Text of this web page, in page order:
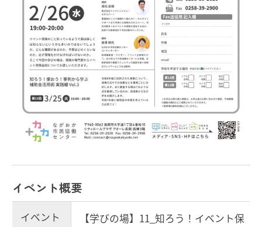
イベント概要
イベント
【学びの場】11_知ろう！イベント保